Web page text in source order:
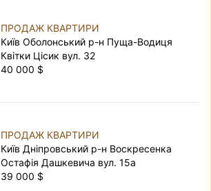
ПРОДАЖ КВАРТИРИ
Київ Оболонський р-н Пуща-Водиця
Квітки Цісик вул. 32
40 000 $
ПРОДАЖ КВАРТИРИ
Київ Дніпровський р-н Воскресенка
Остафія Дашкевича вул. 15а
39 000 $